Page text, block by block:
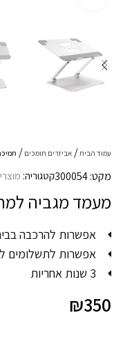
עמוד הבית אביזרים תומכים
מקט: 300054 קטגוריה:
מעמד מגביה
אפשרות להרכבה
אפשרות לתשלומים
3 שנות אחריות
₪350